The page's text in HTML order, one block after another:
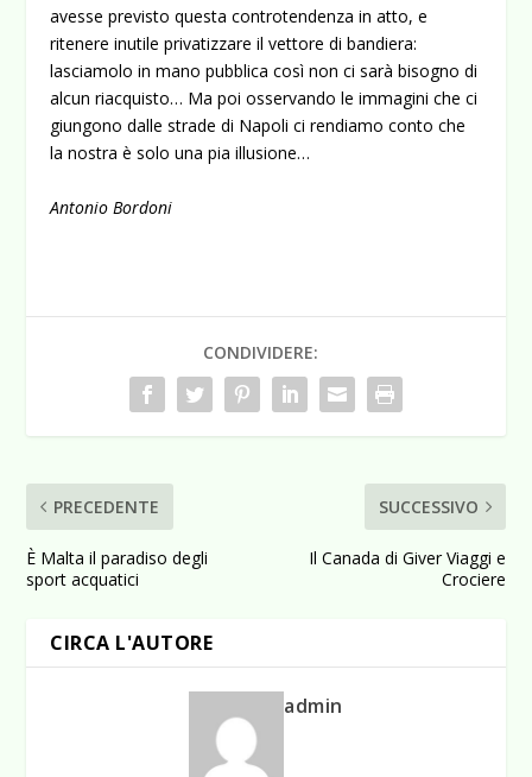
avesse previsto questa controtendenza in atto, e
ritenere inutile privatizzare il vettore di bandiera:
lasciamolo in mano pubblica così non ci sarà bisogno di
alcun riacquisto… Ma poi osservando le immagini che ci
giungono dalle strade di Napoli ci rendiamo conto che
la nostra è solo una pia illusione…
Antonio Bordoni
CONDIVIDERE:
PRECEDENTE
È Malta il paradiso degli
sport acquatici
SUCCESSIVO
Il Canada di Giver Viaggi e
Crociere
CIRCA L'AUTORE
admin